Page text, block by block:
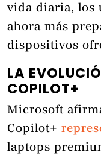
vida diaria, los
ahora más
dispositivos
LA
COPILOT+
Microsoft
Copilot+
laptops